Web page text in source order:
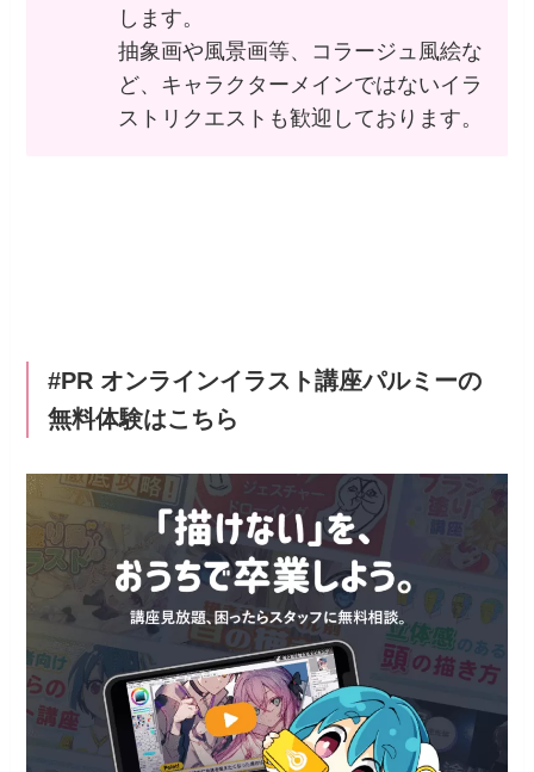
します。
抽象画や風景画等、コラージュ風絵な
ど、キャラクターメインではないイラ
ストリクエストも歓迎しております。
#PR オンラインイラスト講座パルミーの
無料体験はこちら